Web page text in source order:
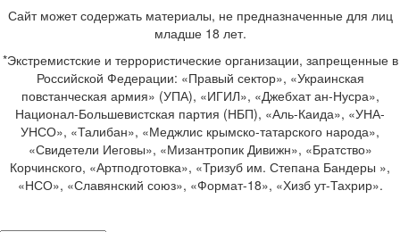
Сайт может содержать материалы, не предназначенные для лиц
младше 18 лет.
*Экстремистские и террористические организации, запрещенные в
Российской Федерации: «Правый сектор», «Украинская
повстанческая армия» (УПА), «ИГИЛ», «Джебхат ан-Нусра»,
Национал-Большевистская партия (НБП), «Аль-Каида», «УНА-
УНСО», «Талибан», «Меджлис крымско-татарского народа»,
«Свидетели Иеговы», «Мизантропик Дивижн», «Братство»
Корчинского, «Артподготовка», «Тризуб им. Степана Бандеры »,
«НСО», «Славянский союз», «Формат-18», «Хизб ут-Тахрир».